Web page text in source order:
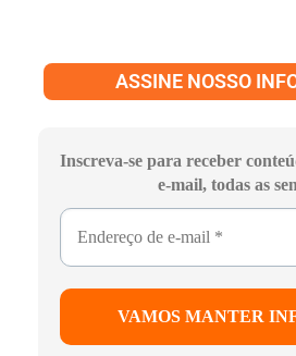
ASSINE NOSSO
Inscreva-se para receber
e-mail, todas as